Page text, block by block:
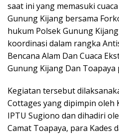
saat ini yang memasuki
Gunung Kijang bersama
hukum Polsek Gunung
koordinasi dalam rangka
Bencana Alam Dan Cuaca
Gunung Kijang Dan Toapaya
Kegiatan tersebut
Cottages yang dipimpin oleh
IPTU Sugiono dan dihadiri
Camat Toapaya, para Kades